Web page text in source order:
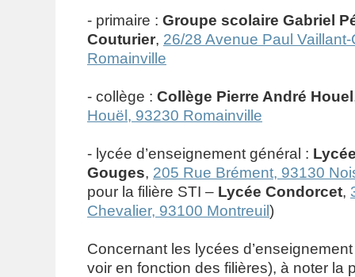
- primaire : Groupe scolaire Gabriel
Couturier, 26/28 Avenue Paul
Romainville
- collège : Collège Pierre André Houel
Houël, 93230 Romainville
- lycée d’enseignement général :
Gouges, 205 Rue Brément, 93130
pour la filière STI – Lycée Condorcet,
Chevalier, 93100 Montreuil )
Concernant les lycées
voir en fonction des filières), à noter la